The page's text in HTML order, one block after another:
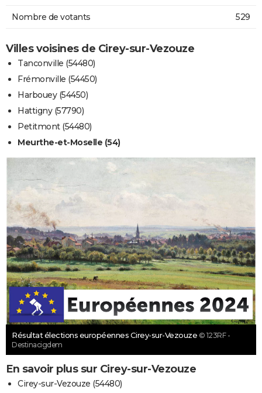
Nombre de votants 529
Villes voisines de Cirey-sur-Vezouze
Tanconville (54480)
Frémonville (54450)
Harbouey (54450)
Hattigny (57790)
Petitmont (54480)
Meurthe-et-Moselle (54)
Résultat élections européennes Cirey-sur-Vezouze © 123RF -
Destinacigdem
En savoir plus sur Cirey-sur-Vezouze
Cirey-sur-Vezouze (54480)